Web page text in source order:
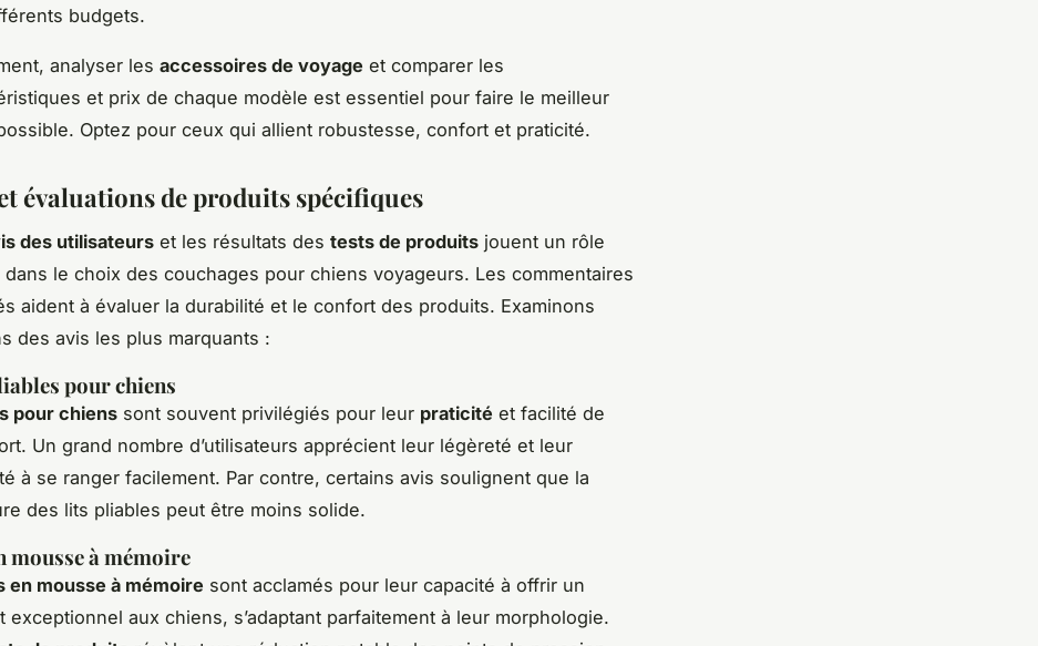
budgets.
analyser les accessoires de voyage et comparer les
et prix de chaque modèle est essentiel pour faire le meilleur
Optez pour ceux qui allient robustesse, confort et praticité.
évaluations de produits spécifiques
des utilisateurs et les résultats des tests de produits jouent un rôle
dans le choix des couchages pour chiens voyageurs. Les commentaires
aident à évaluer la durabilité et le confort des produits. Examinons
des avis les plus marquants :
pour chiens
pour chiens sont souvent privilégiés pour leur praticité et facilité de
Un grand nombre d’utilisateurs apprécient leur légèreté et leur
à se ranger facilement. Par contre, certains avis soulignent que la
des lits pliables peut être moins solide.
mousse à mémoire
en mousse à mémoire sont acclamés pour leur capacité à offrir un
exceptionnel aux chiens, s’adaptant parfaitement à leur morphologie.